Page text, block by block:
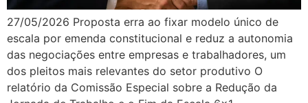
27/05/2026 Proposta erra ao fixar modelo único de
escala por emenda constitucional e reduz a autonomia
das negociações entre empresas e trabalhadores, um
dos pleitos mais relevantes do setor produtivo O
relatório da Comissão Especial sobre a Redução da